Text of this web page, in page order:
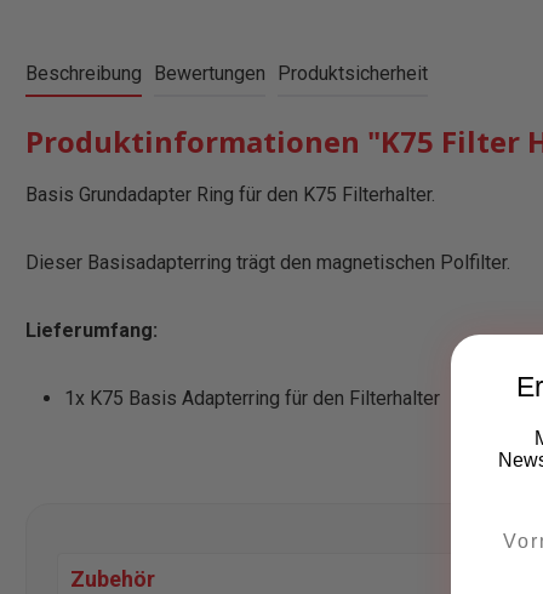
Beschreibung Bewertungen Produktsicherheit
Produktinformationen "K75 Filter
Basis Grundadapter Ring für den K75 Filterhalter.
Dieser Basisadapterring trägt den magnetischen Polfilter.
Lieferumfang:
1x K75 Basis Adapterring für den Filterhalter
Zubehör